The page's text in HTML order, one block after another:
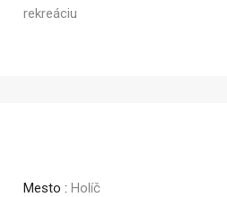
rekreáciu
Mesto : Holíč
Predaj